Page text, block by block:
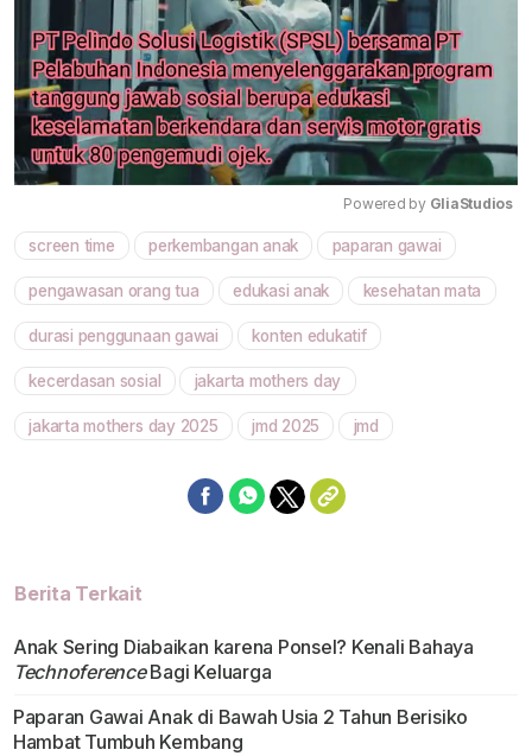
Mute
Powered by GliaStudios
screen time perkembangan anak paparan gawai
pengawasan orang tua edukasi anak kesehatan mata
durasi penggunaan gawai konten edukatif
kecerdasan sosial jakarta mothers day
jakarta mothers day 2025 jmd 2025 jmd
Berita Terkait
Anak Sering Diabaikan karena Ponsel? Kenali Bahaya
TechnoferenceBagi Keluarga
Paparan Gawai Anak di Bawah Usia 2 Tahun Berisiko
Hambat Tumbuh Kembang